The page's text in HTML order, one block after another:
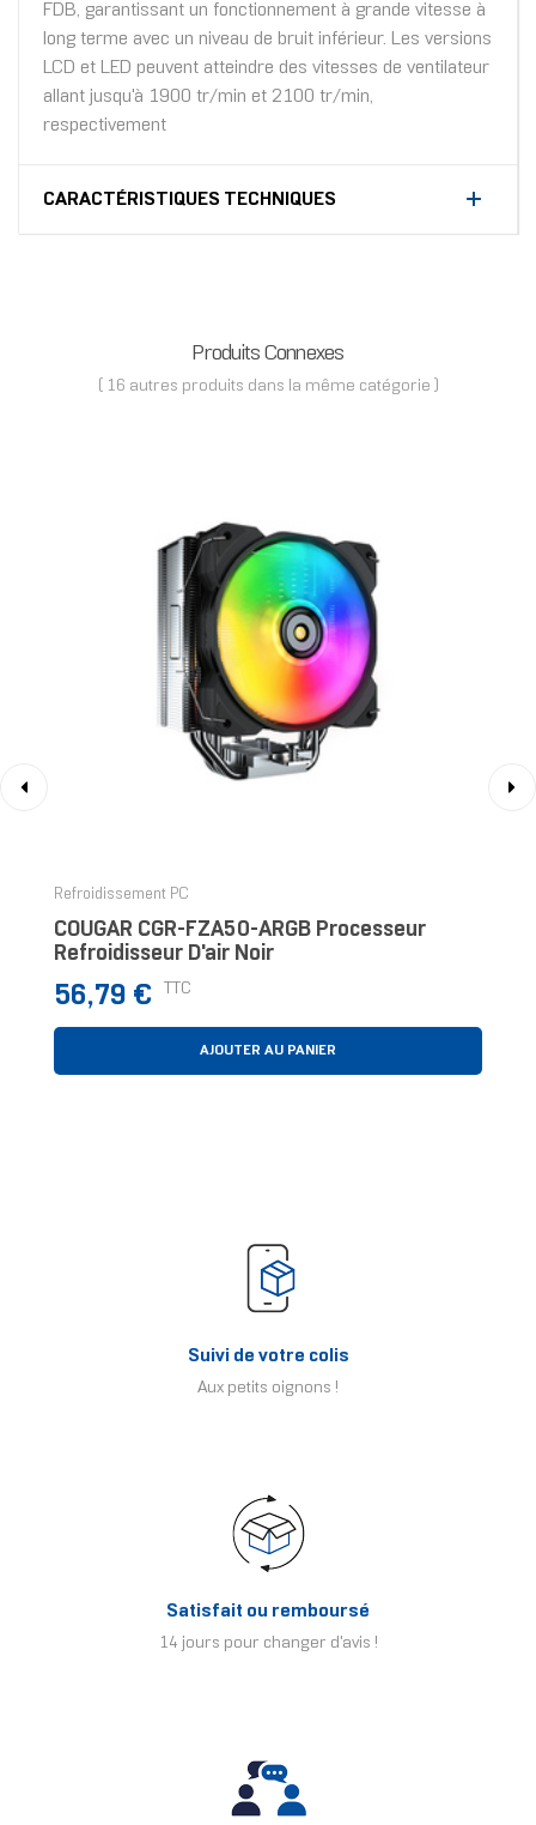
FDB, garantissant un fonctionnement à grande vitesse à
long terme avec un niveau de bruit inférieur. Les versions
LCD et LED peuvent atteindre des vitesses de ventilateur
allant jusqu'à 1900 tr/min et 2100 tr/min,
respectivement
CARACTÉRISTIQUES TECHNIQUES
Produits Connexes
( 16 autres produits dans la même catégorie )
Refroidissement PC
COUGAR CGR-FZA50-ARGB Processeur
Refroidisseur D'air Noir
Prix
56,79 € TTC
AJOUTER AU PANIER
Suivi de votre colis
Aux petits oignons !
Satisfait ou remboursé
14 jours pour changer d'avis !